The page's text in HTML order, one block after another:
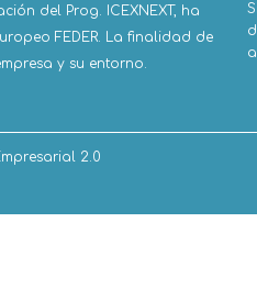
del Prog. ICEXNEXT, ha
FEDER. La finalidad de
y su entorno.
Si
a
2.0